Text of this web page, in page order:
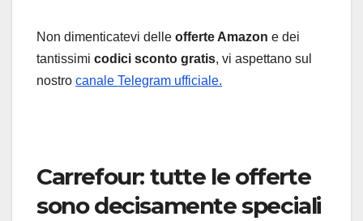
Non dimenticatevi delle offerte Amazon e dei
tantissimi codici sconto gratis, vi aspettano sul
nostro canale Telegram ufficiale.
Carrefour: tutte le offerte
sono decisamente speciali